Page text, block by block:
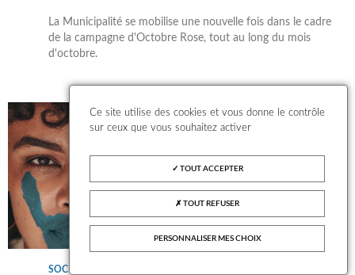
La Municipalité se mobilise une nouvelle fois dans le cadre
de la campagne d'Octobre Rose, tout au long du mois
d'octobre.
SOCIAL
Ce site utilise des cookies et vous donne le contrôle
sur ceux que vous souhaitez activer
TOUT ACCEPTER
TOUT REFUSER
PERSONNALISER MES CHOIX